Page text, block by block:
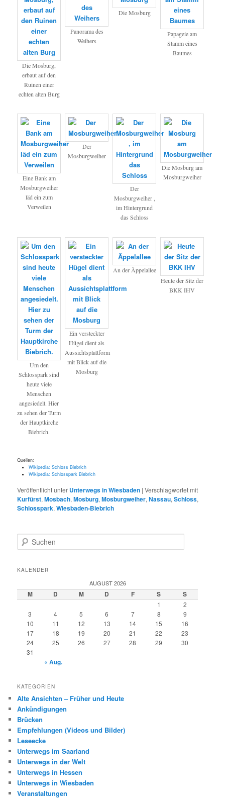
Die Mosburg,
erbaut auf den
Ruinen einer
echten alten Burg
Panorama des
Weihers
Die Mosburg
Papageie am
Stamm eines
Baumes
Eine Bank am
Mosburgweiher
läd ein zum
Verweilen
Der
Mosburgweiher
Der
Mosburgweiher ,
im Hintergrund
das Schloss
Die Mosburg am
Mosburgweiher
Um den
Schlosspark sind
heute viele
Menschen
angesiedelt. Hier
zu sehen der Turm
der Hauptkirche
Biebrich.
Ein versteckter
Hügel dient als
Aussichtsplattform
mit Blick auf die
Mosburg
An der Äppelallee
Heute der Sitz der
BKK IHV
Quellen:
Wikipedia: Schloss Biebrich
Wikipedia: Schlosspark Biebrich
Veröffentlicht unter Unterwegs in Wiesbaden |Verschlagwortet mit
Kurfürst,Mosbach,Mosburg,Mosburgweiher,Nassau,Schloss,
Schlosspark,Wiesbaden-Biebrich
u
h
KALENDER
AUGUST 2026
M D M D F S S
1
2
3
4 5 6 7 8
9
10
11 12 13 14 15
16
17
18 19 20 21 22
23
24
25 26 27 28 29
30
31
« Aug.
KATEGORIEN
Alte Ansichten – Früher und Heute
Ankündigungen
Brücken
Empfehlungen (Videos und Bilder)
Leseecke
Unterwegs im Saarland
Unterwegs in der Welt
Unterwegs in Hessen
Unterwegs in Wiesbaden
Veranstaltungen